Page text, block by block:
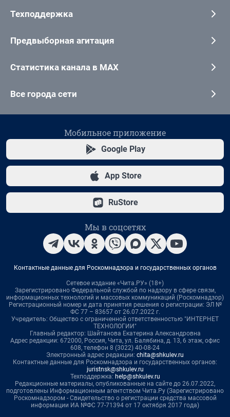
Техподдержка
Предвыборная агитация
Статистика канала в MAX
Все города сети
Мобильное приложение
Google Play
App Store
RuStore
Мы в соцсетях
Контактные данные для Роскомнадзора и государственных органов
Сетевое издание «Чита.РУ» (18+)
Зарегистрировано Федеральной службой по надзору в сфере связи,
информационных технологий и массовых коммуникаций (Роскомнадзор)
Регистрационный номер и дата принятия решения о регистрации: ЭЛ №
ФС 77 – 83657 от 26.07.2022 г.
Учредитель: Общество с ограниченной ответственностью "ИНТЕРНЕТ
ТЕХНОЛОГИИ"
Главный редактор: Шайтанова Екатерина Александровна
Адрес редакции: 672000, Россия, Чита, ул. Балябина, д. 13, 6 этаж, офис
608, телефон 8 (3022) 40-08-24
Электронный адрес редакции: chita@shkulev.ru
Контактные данные для Роскомнадзора и государственных органов:
juristnsk@shkulev.ru
Техподдержка: help@shkulev.ru
Редакционные материалы, опубликованные на сайте до 26.07.2022,
подготовлены Информационным агентством Чита.Ру (Зарегистрировано
Роскомнадзором - Свидетельство о регистрации средства массовой
информации ИА №ФС 77-71394 от 17 октября 2017 года)